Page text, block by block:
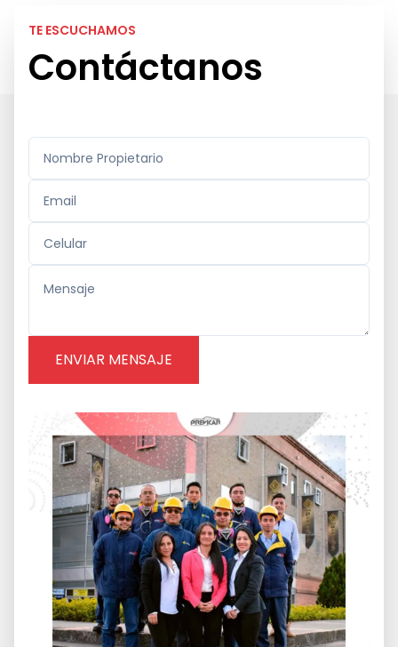
TE ESCUCHAMOS
Contáctanos
ENVIAR MENSAJE